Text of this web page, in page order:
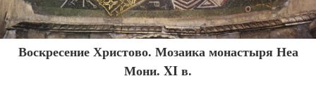
Воскресение Христово. Мозаика монастыря Неа
Мони. XI в.